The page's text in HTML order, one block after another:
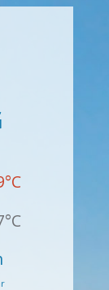
°C
°C